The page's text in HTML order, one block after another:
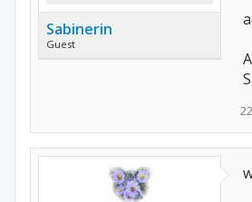
Sabinerin
Guest